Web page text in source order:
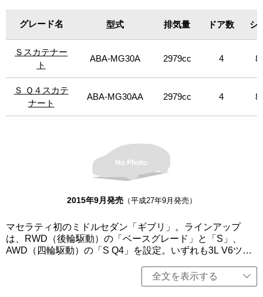
新的なイタリアンデザインを採用する。エンジンは、排出
ガス低減や燃費向上が見込まれる「スタート＆ストップ機
能」を全グレードに標準装備。今回、「S」をベースに、特
別限定仕様車「S スカテナート」（限定14台）、「S Q4」
をベースに「S Q4スカテナート」（限定6台）を設定。マ
セラティ伝統のシャドー・ラインにより、トリムをブラッ
クアウト。ドアハンドルはボディ同色のホワイトとし、エ
レガントなデザインに精悍な雰囲気を加えている。フロン
加えて、ブルー・ブレーキ・キャリパーを採用。さらにマ
セラティのDNAであるモータースポーツの技術を汲む鍛造
の21インチ・チターノ・ホイールを装備。「ベースグレー
ド」、「S」は左右、「S スカテナート」は右ハンドル、そ
の他左ハンドルのみの設定。
グレード名
Ｓスカテナー
ト
Ｓ Ｑ４スカテ
ナート
グレード名 型式 排気量 ドア数 シ
Ｓスカテナー
ト
ABA-MG30A 2979cc 4
Ｓ Ｑ４スカテ
ナート
ABA-MG30AA 2979cc 4
2015年9月発売（平成27年9月発売）
マセラティ初のミドルセダン「ギブリ」。ラインアップ
は、RWD（後輪駆動）の「ベースグレード」と「S」、
AWD（四輪駆動）の「S Q4」を設定。いずれも3L V6ツイ
ッションを組み合わせる。クアトロポルテより軽量かつコ
ンパクトでスポーティーでありながら、パワフルなパフォ
全文を表示する